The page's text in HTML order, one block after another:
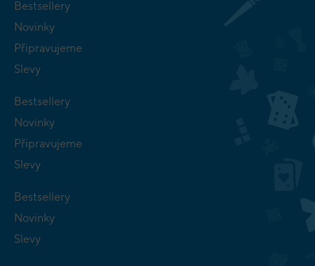
Bestsellery
Novinky
Připravujeme
Slevy
Bestsellery
Novinky
Připravujeme
Slevy
Bestsellery
Novinky
Slevy